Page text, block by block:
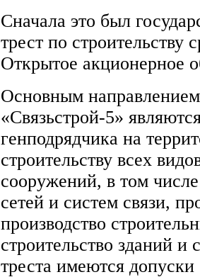
Сначала это был
трест по строительству
Открытое акционерное
Основным
«Связьстрой-5»
генподрядчика на
строительству всех
сооружений, в том
сетей и систем связи,
производство
строительство зданий
треста имеются